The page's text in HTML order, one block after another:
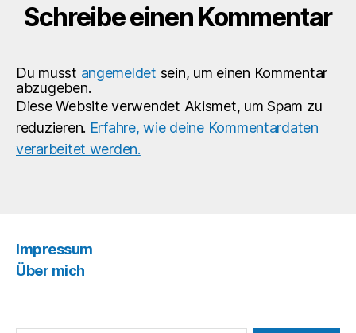
Schreibe einen Kommentar
Du musst angemeldet sein, um einen Kommentar
abzugeben.
Diese Website verwendet Akismet, um Spam zu
reduzieren. Erfahre, wie deine Kommentardaten
verarbeitet werden.
Impressum
Über mich